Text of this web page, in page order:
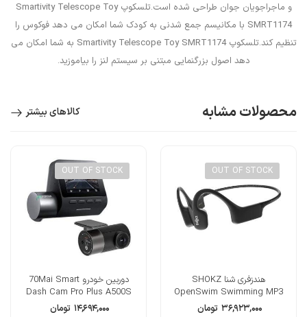
و ماجراجویان جوان طراحی شده است.تلسکوپ Smartivity Telescope Toy
SMRT1174 با مکانیسم جمع شدنی به کودک شما امکان می دهد فوکوس را
تنظیم کند.تلسکوپ Smartivity Telescope Toy SMRT1174 به شما امکان می
دهد اصول بزرگنمایی مبتنی بر سیستم لنز را بیاموزید.
محصولات مشابه کالاهای بیشتر
OUT OF STOCK
هندزفری شنا SHOKZ
OpenSwim Swimming MP3
۳۶,۹۲۳,۰۰۰ تومان
OUT OF STOCK
دوربین خودرو 70Mai Smart
Dash Cam Pro Plus A500S
۱۴,۶۹۴,۰۰۰ تومان